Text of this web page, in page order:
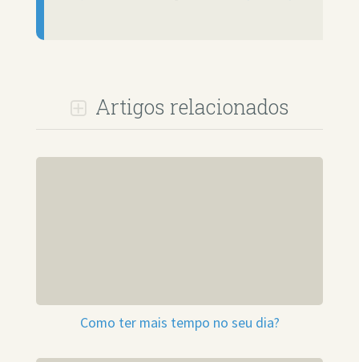
Artigos relacionados
Como ter mais tempo no seu dia?